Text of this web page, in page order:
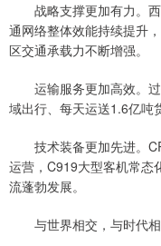
战略支撑更加有力。西
通网络整体效能持续提升
区交通承载力不断增强。
运输服务更加高效。过
域出行、每天运送1.6亿吨
技术装备更加先进。
运营，C919大型客机常态
流蓬勃发展。
与世界相交，与时代相